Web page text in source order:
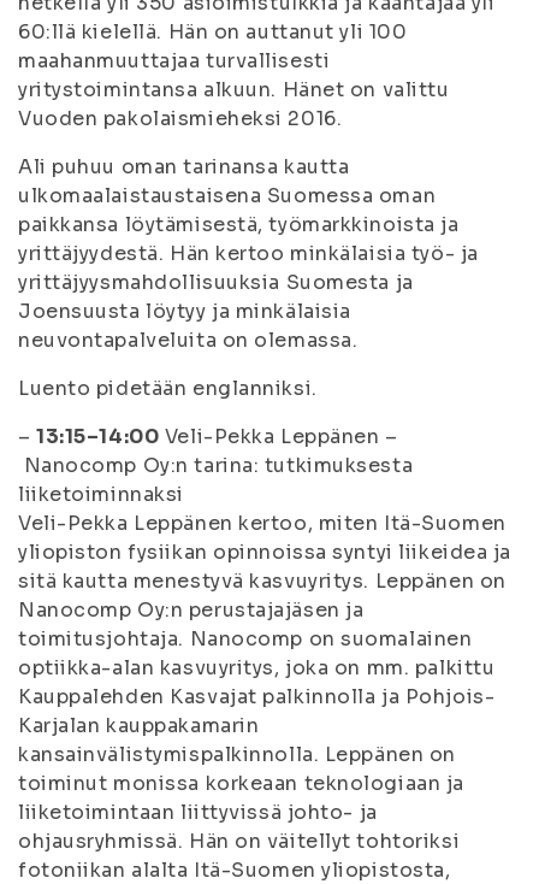
60:llä kielellä. Hän on auttanut yli 100
maahanmuuttajaa turvallisesti
yritystoimintansa alkuun. Hänet on valittu
Vuoden pakolaismieheksi 2016.
Ali puhuu oman tarinansa kautta
ulkomaalaistaustaisena Suomessa oman
paikkansa löytämisestä, työmarkkinoista ja
yrittäjyydestä. Hän kertoo minkälaisia työ- ja
yrittäjyysmahdollisuuksia Suomesta ja
Joensuusta löytyy ja minkälaisia
neuvontapalveluita on olemassa.
Luento pidetään englanniksi.
–13:15–14:00 Veli-Pekka Leppänen –
Nanocomp Oy:n tarina: tutkimuksesta
liiketoiminnaksi
Veli-Pekka Leppänen kertoo, miten Itä-Suomen
yliopiston fysiikan opinnoissa syntyi liikeidea ja
sitä kautta menestyvä kasvuyritys. Leppänen on
Nanocomp Oy:n perustajajäsen ja
toimitusjohtaja. Nanocomp on suomalainen
optiikka-alan kasvuyritys, joka on mm. palkittu
Kauppalehden Kasvajat palkinnolla ja Pohjois-
Karjalan kauppakamarin
kansainvälistymispalkinnolla. Leppänen on
toiminut monissa korkeaan teknologiaan ja
liiketoimintaan liittyvissä johto- ja
ohjausryhmissä. Hän on väitellyt tohtoriksi
fotoniikan alalta Itä-Suomen yliopistosta,